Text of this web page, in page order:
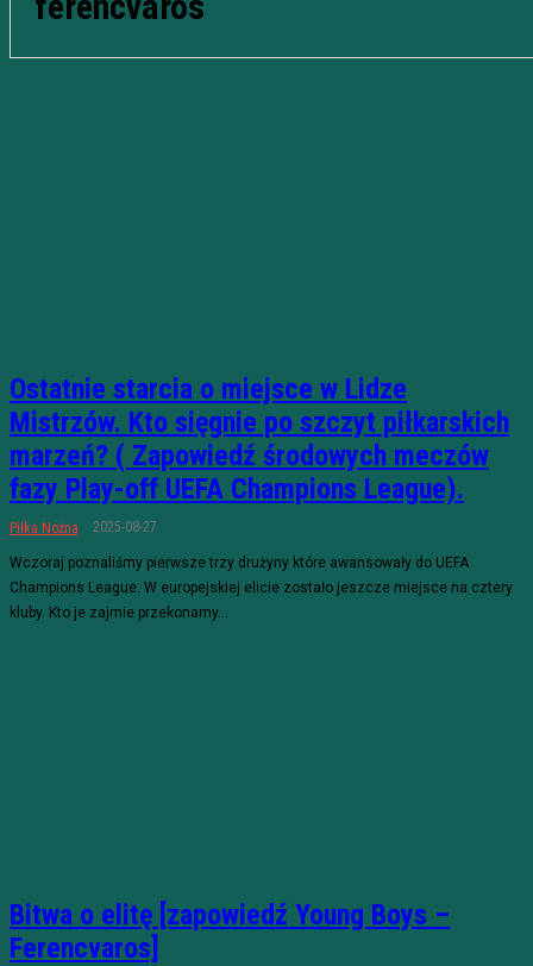
Ostatnie starcia o miejsce w Lidze
Mistrzów. Kto sięgnie po szczyt piłkarskich
marzeń? ( Zapowiedź środowych meczów
fazy Play-off UEFA Champions League).
Piłka Nożna 2025-08-27
Wczoraj poznaliśmy pierwsze trzy drużyny które awansowały do UEFA
Champions League. W europejskiej elicie zostało jeszcze miejsce na cztery
kluby. Kto je zajmie przekonamy...
Bitwa o elitę [zapowiedź Young Boys –
Ferencvaros]